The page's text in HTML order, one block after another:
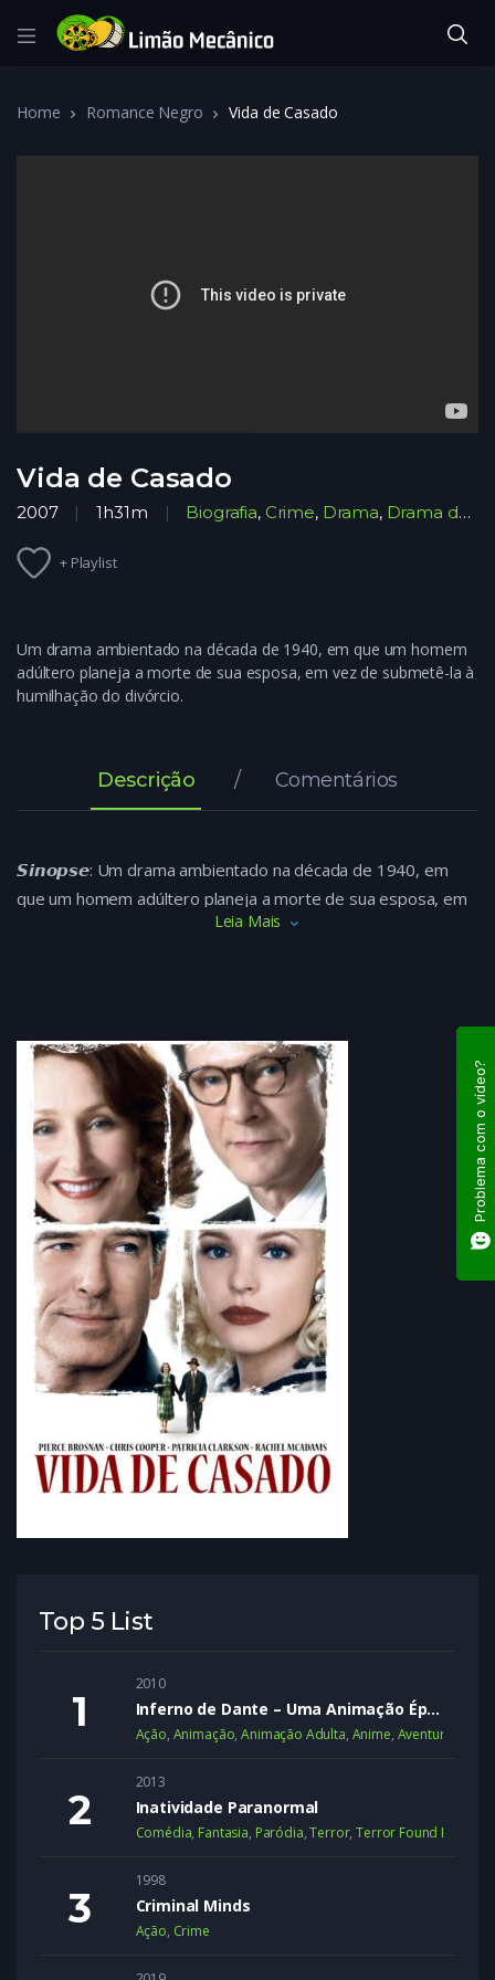
Home Romance Negro Vida de Casado
Vida de Casado
2007 1h31m Biografia, Crime, Drama, Drama de Época
+ Playlist
Um drama ambientado na década de 1940, em que um homem
adúltero planeja a morte de sua esposa, em vez de submetê-la à
humilhação do divórcio.
Descrição Comentários
𝙎𝙞𝙣𝙤𝙥𝙨𝙚: Um drama ambientado na década de 1940, em
que um homem adúltero planeja a morte de sua esposa, em
vez de submetê-la à humilhação do divórcio.
𝘾𝙡𝙖𝙨𝙨𝙞𝙛𝙞𝙘𝙖𝙘̧𝙖̃𝙤 𝙄𝙣𝙙𝙞𝙘𝙖𝙩𝙞𝙫𝙖: 12anos
𝘿𝙞𝙧𝙚𝙘̧𝙖̃𝙤: Ira Sachs
𝙀𝙨𝙩𝙧𝙚𝙡𝙖𝙣𝙙𝙤: Pierce Brosnan, Chris Cooper, Patricia Clarkson,
Rachel McAdams, David Wenham, Annabel Kershaw, Sheila
Paterson, David Richmond-Peck, Erin Boyes
Leia Mais
Top 5 List
2010
Inferno de Dante – Uma Animação Épica
Ação, Animação,Animação Adulta, Anime, Aventura
2013
Inatividade Paranormal
Comédia, Fantasia, Paródia,Terror,Terror Found Footage
1998
Criminal Minds
Ação, Crime
Problema com o vídeo?